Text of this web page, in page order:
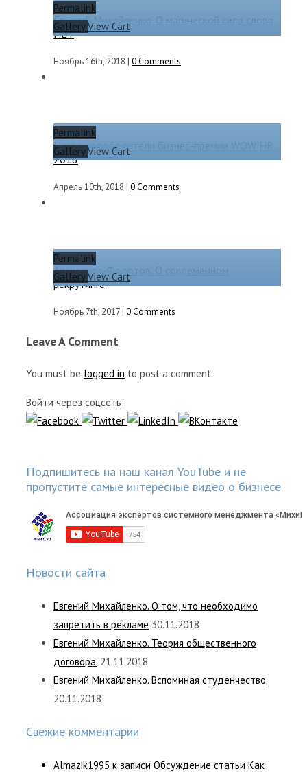
Permalink
GalleryView Cart
Евгений Михайленко. О магической силе слова
НЕТ
Ноябрь 16th, 2018 | 0 Comments
Permalink
GalleryView Cart
Названы победители бизнес-премии WOW!HR
2018
Апрель 10th, 2018 | 0 Comments
Permalink
GalleryView Cart
Александр Федотов. О современном
рекрутинге
Ноябрь 7th, 2017 | 0 Comments
Leave A Comment
You must be logged in to post a comment.
Войти через соцсеть:
Подпишитесь на наш канал YouTube и не
пропустите самые интересные видео о бизнесе
Новости сайта
Евгений Михайленко. О том, что необходимо
запретить в рекламе 30.11.2018
Евгений Михайленко. Теория общественного
договора. 21.11.2018
Евгений Михайленко. Вспоминая студенчество.
20.11.2018
Свежие комментарии
Almazik1995 к записи Обсуждение статьи Как